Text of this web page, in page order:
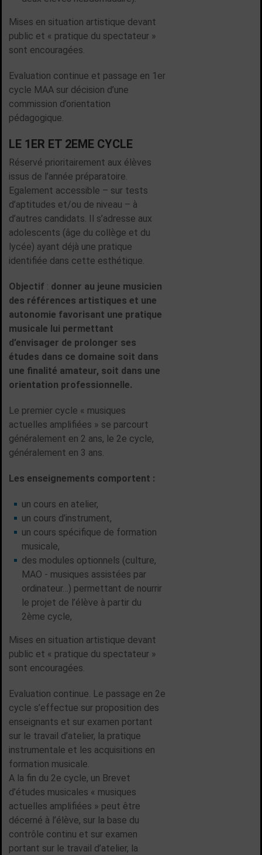
Mises en situation artistique devant
public et « pratique du spectateur »
sont encouragées.
Evaluation continue et passage en 1er
cycle MAA sur décision d’une
commission d’orientation
pédagogique.
LE 1ER ET 2EME CYCLE
Réservé prioritairement aux élèves
issus de l’année préparatoire.
Egalement accessible – sur tests
d’aptitudes et/ou de niveau – à
d’autres candidats. Il s’adresse aux
adolescents (âge du collège et du
lycée) ayant déjà une pratique
identifiée dans cette esthétique.
Objectif : donner au jeune musicien
des références artistiques et une
autonomie favorisant une pratique
musicale lui permettant
d’envisager de prolonger ses
études dans ce domaine soit dans
une finalité amateur, soit dans une
orientation professionnelle.
Le premier cycle « musiques
actuelles amplifiées » se parcourt
généralement en 2 ans, le 2e cycle,
généralement en 3 ans.
Les enseignements comportent :
un cours en atelier,
un cours d’instrument,
un cours spécifique de formation
musicale,
des modules optionnels (culture,
MAO - musiques assistées par
ordinateur…) permettant de nourrir
le projet de l’élève à partir du
2ème cycle,
Mises en situation artistique devant
public et « pratique du spectateur »
sont encouragées.
Evaluation continue. Le passage en 2e
cycle s’effectue sur proposition des
enseignants et sur examen portant
sur le travail d’atelier, la pratique
instrumentale et les acquisitions en
formation musicale.
A la fin du 2e cycle, un Brevet
d’études musicales « musiques
actuelles amplifiées » peut être
décerné à l’élève, sur la base du
contrôle continu et sur examen
portant sur le travail d’atelier, la